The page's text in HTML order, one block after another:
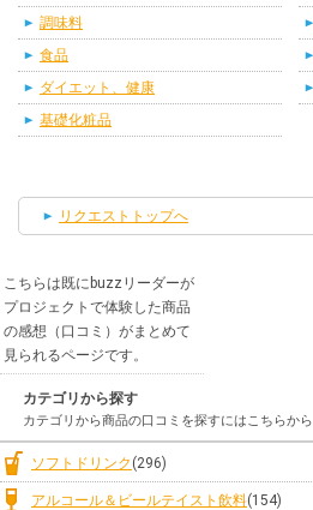
調味料
食品
ダイエット、健康
基礎化粧品
リクエストトップへ
こちらは既にbuzzリーダーが
プロジェクトで体験した商品
の感想（口コミ）がまとめて
見られるページです。
カテゴリから探す
カテゴリから商品の口コミを探すにはこちらから
ソフトドリンク (296)
アルコール＆ビールテイスト飲料(154)